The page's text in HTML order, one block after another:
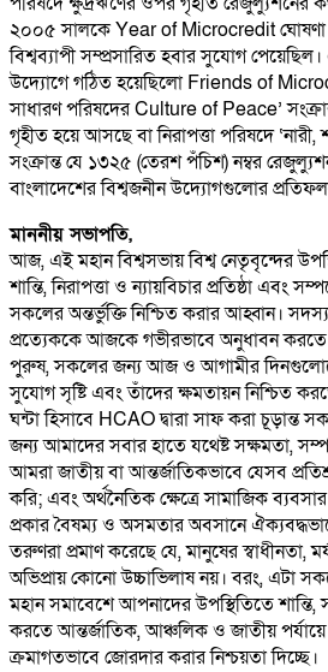
২০০৫ সালকে Year of Microcredit ঘোষণা
বিশ্বব্যাপী সম্প্রসারিত হবার সুযোগ
উদ্যোগে গঠিত হয়েছিলো Friends of
সাধারণ পরিষদের Culture of Peace’
গৃহীত হয়ে আসছে বা নিরাপত্তা পরিষদে ‘নারী,
সংক্রান্ত যে ১৩২৫ (তেরশ পঁচিশ) নম্বর
বাংলাদেশের বিশ্বজনীন উদ্যোগগুলোর
মাননীয় সভাপতি,
আজ, এই মহান বিশ্বসভায় বিশ্ব নেতৃবৃন্দের
শান্তি, নিরাপত্তা ও ন্যায়বিচার প্রতিষ্ঠা এবং
সকলের অন্তর্ভুক্তি নিশ্চিত করার আহ্বান। সদস্য
প্রত্যেককে আজকে গভীরভাবে অনুধাবন করতে
পুরুষ, সকলের জন্য আজ ও আগামীর
সুযোগ সৃষ্টি এবং তাঁদের ক্ষমতায়ন নিশ্চিত
ঘন্টা হিসাবে HCAO দ্বারা সাফ করা চূড়ান্ত
জন্য আমাদের সবার হাতে যথেষ্ট সক্ষমতা,
আমরা জাতীয় বা আন্তর্জাতিকভাবে যেসব
করি; এবং অর্থনৈতিক ক্ষেত্রে সামাজিক
প্রকার বৈষম্য ও অসমতার অবসানে
তরুণরা প্রমাণ করেছে যে, মানুষের স্বাধীনতা,
অভিপ্রায় কোনো উচ্চাভিলাষ নয়। বরং, এটা
মহান সমাবেশে আপনাদের উপস্থিতিতে শান্তি,
করতে আন্তর্জাতিক, আঞ্চলিক ও জাতীয়
ক্রমাগতভাবে জোরদার করার নিশ্চয়তা দিচ্ছে।